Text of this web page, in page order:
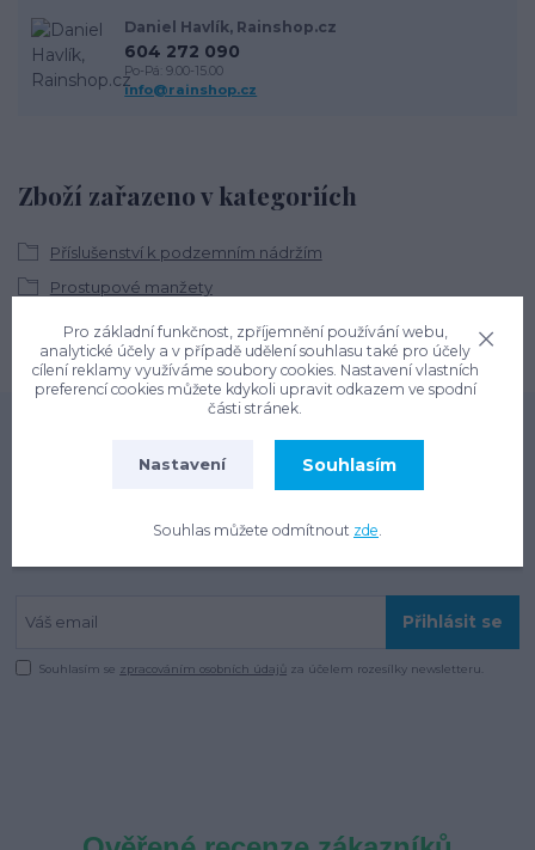
Zboží zařazeno v kategoriích
Příslušenství k podzemním nádržím
Prostupové manžety
Daniel Havlík, Rainshop.cz
604 272 090
Po-Pá: 9.00-15.00
info@rainshop.cz
Získávejte od nás nejnovější informace
Přihlásit se
Souhlasím se zpracováním osobních údajů za účelem rozesílky newsletteru.
Pro základní funkčnost, zpříjemnění používání webu,
analytické účely a v případě udělení souhlasu také pro účely
cílení reklamy využíváme soubory cookies. Nastavení vlastních
preferencí cookies můžete kdykoli upravit odkazem ve spodní
části stránek.
Nastavení Souhlasím
Souhlas můžete odmítnout zde.